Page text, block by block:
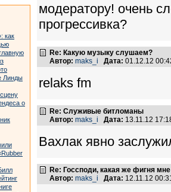
как
Линды
о
модератору! очень
прогрессивка?
Re: Какую музыку слушаем?
Автор: maks_i Дата: 01.12.12
relaks fm
Re: Служивые битломаны
Автор: maks_i Дата: 13.11.12
Вахлак явно
Re: Госсподи, какая же фигня
Автор: maks_i Дата: 12.11.12